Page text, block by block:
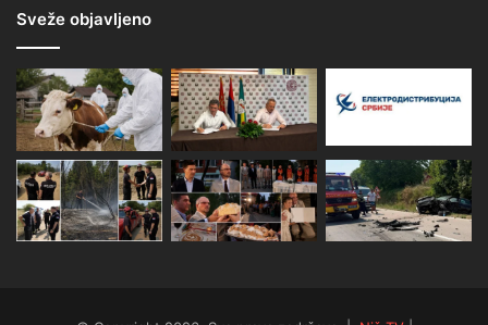
Sveže objavljeno